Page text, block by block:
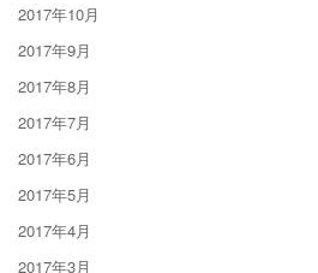
2017年10月
2017年9月
2017年8月
2017年7月
2017年6月
2017年5月
2017年4月
2017年3月